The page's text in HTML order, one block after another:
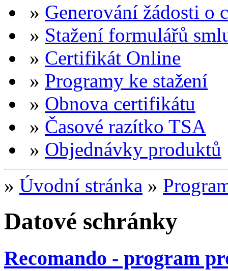
» Generování žádosti o
» Stažení formulářů
» Certifikát Online
» Programy ke stažení
» Obnova certifikátu
» Časové razítko TSA
» Objednávky produktů
» Úvodní stránka »
Datové schránky
Recomando - program